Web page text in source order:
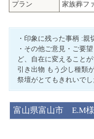
プラン 家族葬フ
・印象に残った事柄 :親
・その他ご意見・ご要
ど、自在に変えること
引き出物 もう少し種類
祭壇がとてもきれいで
富山県富山市 E.M様